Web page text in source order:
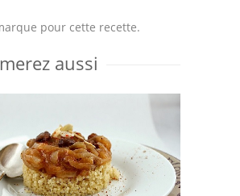
pour cette recette.
aussi